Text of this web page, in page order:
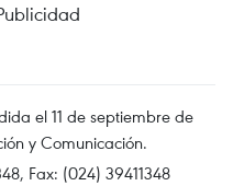
el 11 de septiembre de
y Comunicación.
Fax: (024) 39411348